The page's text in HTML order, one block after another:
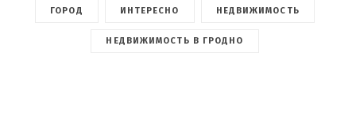
ГОРОД ИНТЕРЕСНО НЕДВИЖИМОСТЬ
НЕДВИЖИМОСТЬ В ГРОДНО